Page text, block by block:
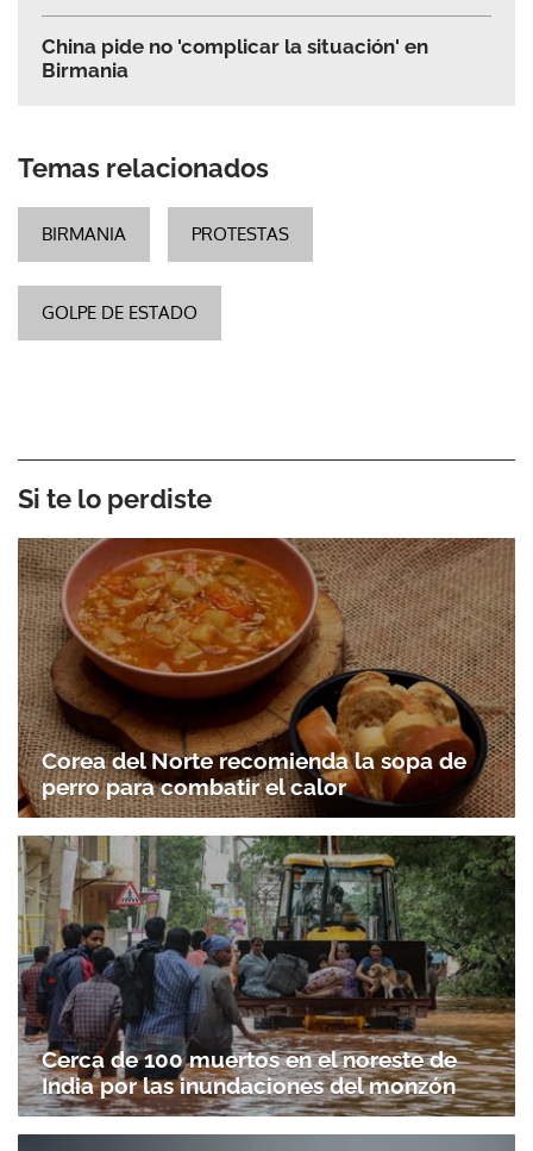
China pide no 'complicar la situación' en
Birmania
Temas relacionados
BIRMANIA PROTESTAS
GOLPE DE ESTADO
Si te lo perdiste
Corea del Norte recomienda la sopa de
perro para combatir el calor
Cerca de 100 muertos en el noreste de
India por las inundaciones del monzón